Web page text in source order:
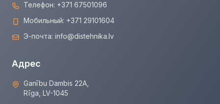
Телефон: +371 67501096
Мобильный: +371 29101604
Э-почта: info@distehnika.lv
Адрес
Ganību Dambis 22A,
Rīga, LV-1045